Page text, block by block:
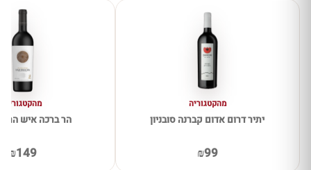
מהקטגוריה
יתיר דרום אדום קברנה סובניון
₪99
מהקטגוריה
הר ברכה איש
₪149